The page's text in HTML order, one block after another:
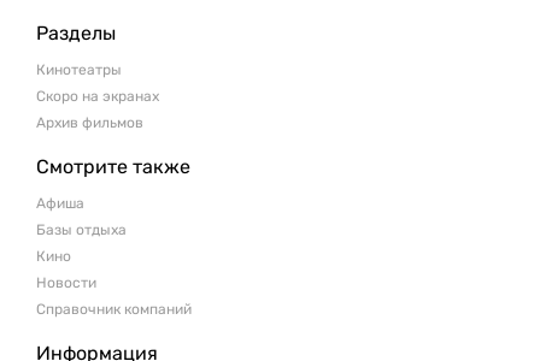
Разделы
Кинотеатры
Скоро на экранах
Архив фильмов
Смотрите также
Афиша
Базы отдыха
Кино
Новости
Справочник компаний
Информация